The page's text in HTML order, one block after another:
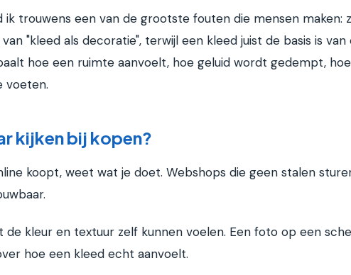
ik trouwens een van de grootste fouten die mensen maken:
"kleed als decoratie", terwijl een kleed juist de basis is van
hoe een ruimte aanvoelt, hoe geluid wordt gedempt,
voeten.
kijken bij kopen?
koopt, weet wat je doet. Webshops die geen stalen
de kleur en textuur zelf kunnen voelen. Een foto op een
hoe een kleed echt aanvoelt.